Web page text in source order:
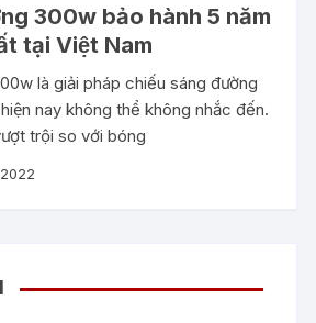
300w bảo hành 5 năm
tại Việt Nam
là giải pháp chiếu sáng đường
nay không thể không nhắc đến.
trội so với bóng